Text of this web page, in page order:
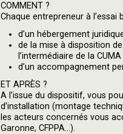
COMMENT ?
Chaque entrepreneur à l’essai
d’un hébergement
de la mise à disposition
l’intermédiaire de la
d’un accompagnement
ET APRÈS ?
A l’issue du dispositif, vous
d’installation (montage
les acteurs concernés vous
Garonne, CFPPA...).